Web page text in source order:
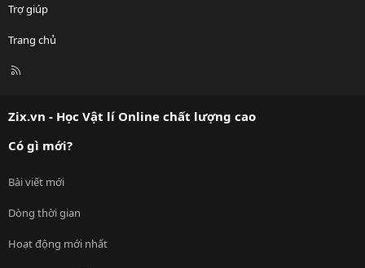
Trợ giúp
Trang chủ
R
Zix.vn - Học Vật lí Online chất lượng cao
Có gì mới?
Bài viết mới
Dòng thời gian
Hoạt động mới nhất